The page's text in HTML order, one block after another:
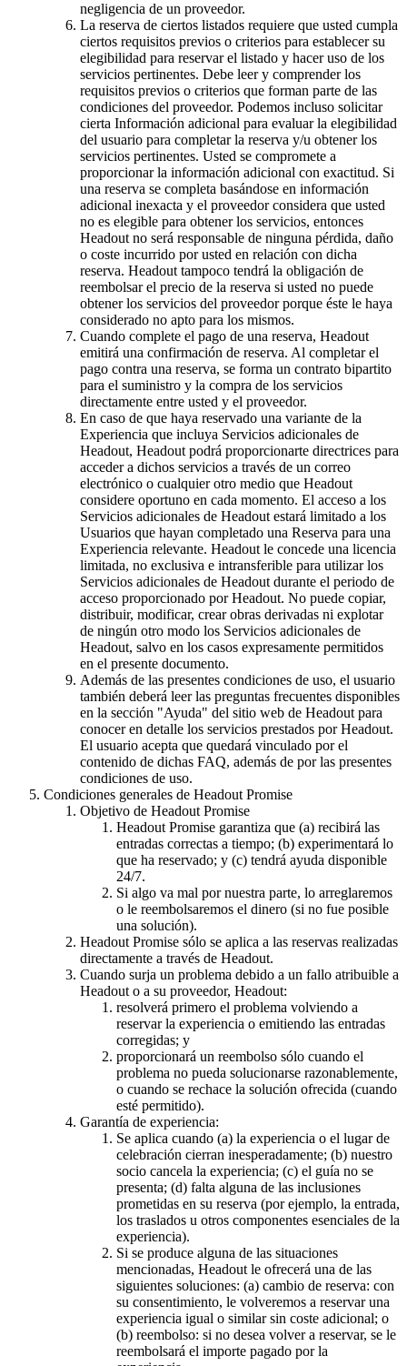
negligencia de un proveedor.
La reserva de ciertos listados requiere que usted cumpla
ciertos requisitos previos o criterios para establecer su
elegibilidad para reservar el listado y hacer uso de los
servicios pertinentes. Debe leer y comprender los
requisitos previos o criterios que forman parte de las
condiciones del proveedor. Podemos incluso solicitar
cierta Información adicional para evaluar la elegibilidad
del usuario para completar la reserva y/u obtener los
servicios pertinentes. Usted se compromete a
proporcionar la información adicional con exactitud. Si
una reserva se completa basándose en información
adicional inexacta y el proveedor considera que usted
no es elegible para obtener los servicios, entonces
Headout no será responsable de ninguna pérdida, daño
o coste incurrido por usted en relación con dicha
reserva. Headout tampoco tendrá la obligación de
reembolsar el precio de la reserva si usted no puede
obtener los servicios del proveedor porque éste le haya
considerado no apto para los mismos.
Cuando complete el pago de una reserva, Headout
emitirá una confirmación de reserva. Al completar el
pago contra una reserva, se forma un contrato bipartito
para el suministro y la compra de los servicios
directamente entre usted y el proveedor.
En caso de que haya reservado una variante de la
Experiencia que incluya Servicios adicionales de
Headout, Headout podrá proporcionarte directrices para
acceder a dichos servicios a través de un correo
electrónico o cualquier otro medio que Headout
considere oportuno en cada momento. El acceso a los
Servicios adicionales de Headout estará limitado a los
Usuarios que hayan completado una Reserva para una
Experiencia relevante. Headout le concede una licencia
limitada, no exclusiva e intransferible para utilizar los
Servicios adicionales de Headout durante el periodo de
acceso proporcionado por Headout. No puede copiar,
distribuir, modificar, crear obras derivadas ni explotar
de ningún otro modo los Servicios adicionales de
Headout, salvo en los casos expresamente permitidos
en el presente documento.
Además de las presentes condiciones de uso, el usuario
también deberá leer las preguntas frecuentes disponibles
en la sección "Ayuda" del sitio web de Headout para
conocer en detalle los servicios prestados por Headout.
El usuario acepta que quedará vinculado por el
contenido de dichas FAQ, además de por las presentes
condiciones de uso.
Condiciones generales de Headout Promise
Objetivo de Headout Promise
Headout Promise garantiza que (a) recibirá las
entradas correctas a tiempo; (b) experimentará lo
que ha reservado; y (c) tendrá ayuda disponible
24/7.
Si algo va mal por nuestra parte, lo arreglaremos
o le reembolsaremos el dinero (si no fue posible
una solución).
Headout Promise sólo se aplica a las reservas realizadas
directamente a través de Headout.
Cuando surja un problema debido a un fallo atribuible a
Headout o a su proveedor, Headout:
resolverá primero el problema volviendo a
reservar la experiencia o emitiendo las entradas
corregidas; y
proporcionará un reembolso sólo cuando el
problema no pueda solucionarse razonablemente,
o cuando se rechace la solución ofrecida (cuando
esté permitido).
Garantía de experiencia:
Se aplica cuando (a) la experiencia o el lugar de
celebración cierran inesperadamente; (b) nuestro
socio cancela la experiencia; (c) el guía no se
presenta; (d) falta alguna de las inclusiones
prometidas en su reserva (por ejemplo, la entrada,
los traslados u otros componentes esenciales de la
experiencia).
Si se produce alguna de las situaciones
mencionadas, Headout le ofrecerá una de las
siguientes soluciones: (a) cambio de reserva: con
su consentimiento, le volveremos a reservar una
experiencia igual o similar sin coste adicional; o
(b) reembolso: si no desea volver a reservar, se le
reembolsará el importe pagado por la